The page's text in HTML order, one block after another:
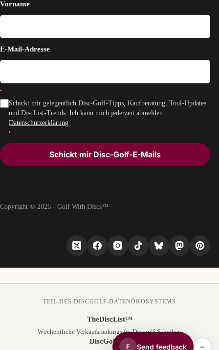
Vorname
E-Mail-Adresse
Schickt mir gelegentlich Disc-Golf-Tipps, Kaufberatung, Tool-Updates
und DiscList-Trends. Ich kann mich jederzeit abmelden.
Datenschutzerklärung
Schickt mir Disc-Golf-E-Mails
Copyright © 2026 - Golf With Discs™
F Send feedback –
TEIL DES DISCGOLF-DATENÖKOSYSTEMS
TheDiscList™
Wöchentliche Verkaufsrankings für Discgolf-Scheiben
DiscGolfAPI